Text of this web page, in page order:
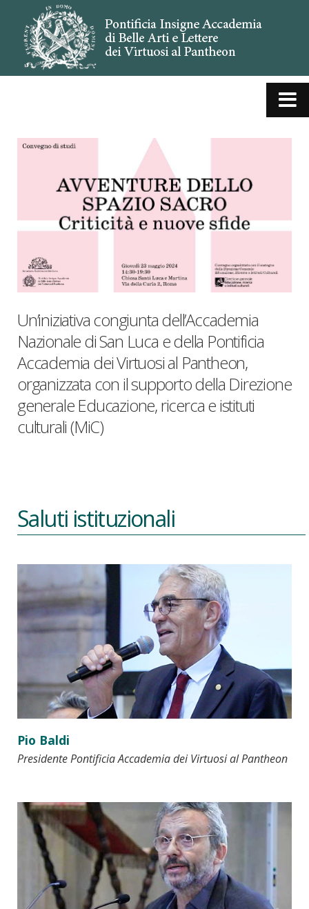
Un’iniziativa congiunta dell’Accademia
Nazionale di San Luca e della Pontificia
Accademia dei Virtuosi al Pantheon,
organizzata con il supporto della Direzione
generale Educazione, ricerca e istituti
culturali (MiC)
Saluti istituzionali
Pio Baldi
Presidente Pontificia Accademia dei Virtuosi al Pantheon